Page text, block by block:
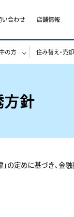
い合わせ 店舗情報
の方 住み替え・売
針
」の定めに基づき、